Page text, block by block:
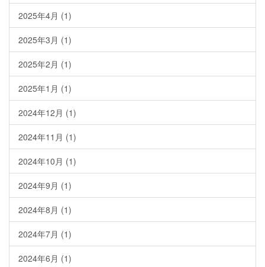
2025年4月 (1)
2025年3月 (1)
2025年2月 (1)
2025年1月 (1)
2024年12月 (1)
2024年11月 (1)
2024年10月 (1)
2024年9月 (1)
2024年8月 (1)
2024年7月 (1)
2024年6月 (1)